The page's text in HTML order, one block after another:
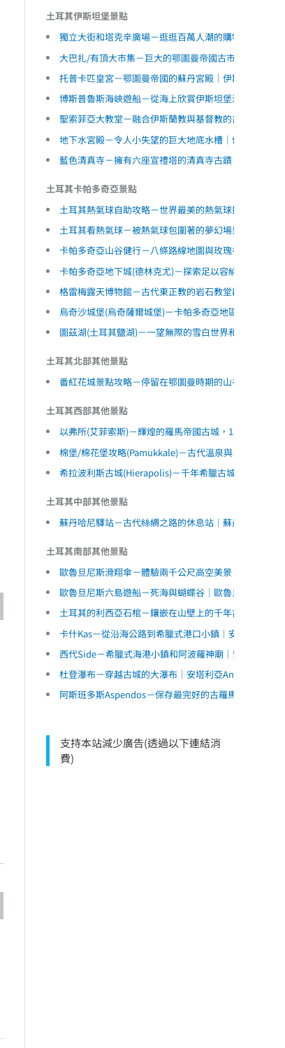
土耳其伊斯坦堡景點
獨立大街和塔克辛廣場－逛逛百萬人潮的購物大道｜伊
大巴扎/有頂大市集－巨大的鄂圖曼帝國古市集｜伊斯坦
托普卡匹皇宮－鄂圖曼帝國的蘇丹宮殿｜伊斯坦堡｜土
博斯普魯斯海峽遊船－從海上欣賞伊斯坦堡沿岸景色｜
聖索菲亞大教堂－融合伊斯蘭教與基督教的古老教堂｜
地下水宮殿－令人小失望的巨大地底水槽｜伊斯坦堡｜
藍色清真寺－擁有六座宣禮塔的清真寺古蹟｜伊斯坦堡
土耳其卡帕多奇亞景點
土耳其熱氣球自助攻略－世界最美的熱氣球搭乘地點｜
土耳其看熱氣球－被熱氣球包圍著的夢幻場景｜卡帕多
卡帕多奇亞山谷健行－八條路線地圖與玫瑰谷夕陽｜卡
卡帕多奇亞地下城(德林克尤)－探索足以容納兩萬人的
格雷梅露天博物館－古代東正教的岩石教堂群｜卡帕多
烏奇沙城堡(烏奇薩爾城堡)－卡帕多奇亞地區最高的巨
圖茲湖(土耳其鹽湖)－一望無際的雪白世界和粉紅湖水
土耳其北部其他景點
番紅花城景點攻略－停留在鄂圖曼時期的山谷小鎮｜
土耳其西部其他景點
以弗所(艾菲索斯)－輝煌的羅馬帝國古城，15大遺址和
棉堡/棉花堡攻略(Pamukkale)－古代溫泉與白色梯田奇
希拉波利斯古城(Hierapolis)－千年希臘古城，古代泳
土耳其中部其他景點
蘇丹哈尼驛站－古代絲綢之路的休息站｜蘇丹哈訥｜土
土耳其南部其他景點
歐魯旦尼斯滑翔傘－體驗兩千公尺高空美景｜歐魯旦尼
歐魯旦尼斯六島遊船－死海與蝴蝶谷｜歐魯旦尼斯
土耳其的利西亞石棺－鑲嵌在山壁上的千年古墓｜費特
卡什Kas－從沿海公路到希臘式港口小鎮｜安塔利亞
西代Side－希臘式海港小鎮和阿波羅神廟｜安塔利亞
杜登瀑布－穿越古城的大瀑布｜安塔利亞Antalya｜土耳
阿斯班多斯Aspendos－保存最完好的古羅馬大劇場｜
支持本站減少廣告(透過以下連結消
費)